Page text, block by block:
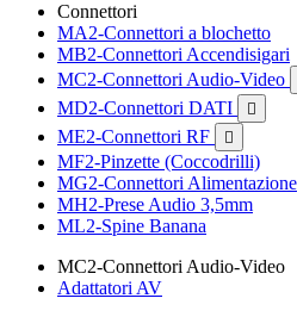
Connettori
MA2-Connettori a blochetto
MB2-Connettori Accendisigari
MC2-Connettori Audio-Video
MD2-Connettori DATI 
ME2-Connettori RF 
MF2-Pinzette (Coccodrilli)
MG2-Connettori Alimentazione
MH2-Prese Audio 3,5mm
ML2-Spine Banana
MC2-Connettori Audio-Video
Adattatori AV